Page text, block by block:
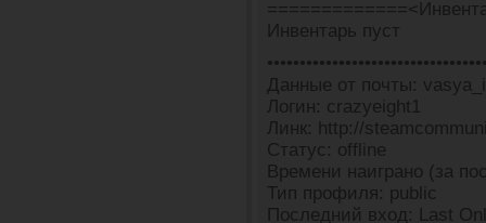
Инвентарь пуст
Данные от почты:
Логин: crazyeight1
Линк: http://
Статус: offline
Времени наиграно (за
Тип профиля: public
Последний вход: Last